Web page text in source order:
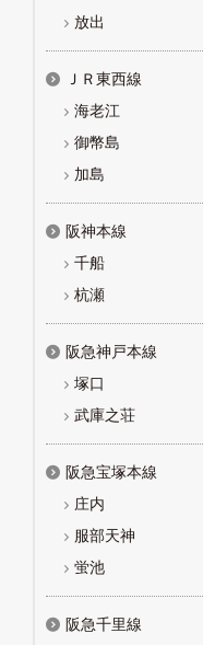
放出
ＪＲ東西線
海老江
御幣島
加島
阪神本線
千船
杭瀬
阪急神戸本線
塚口
武庫之荘
阪急宝塚本線
庄内
服部天神
蛍池
阪急千里線